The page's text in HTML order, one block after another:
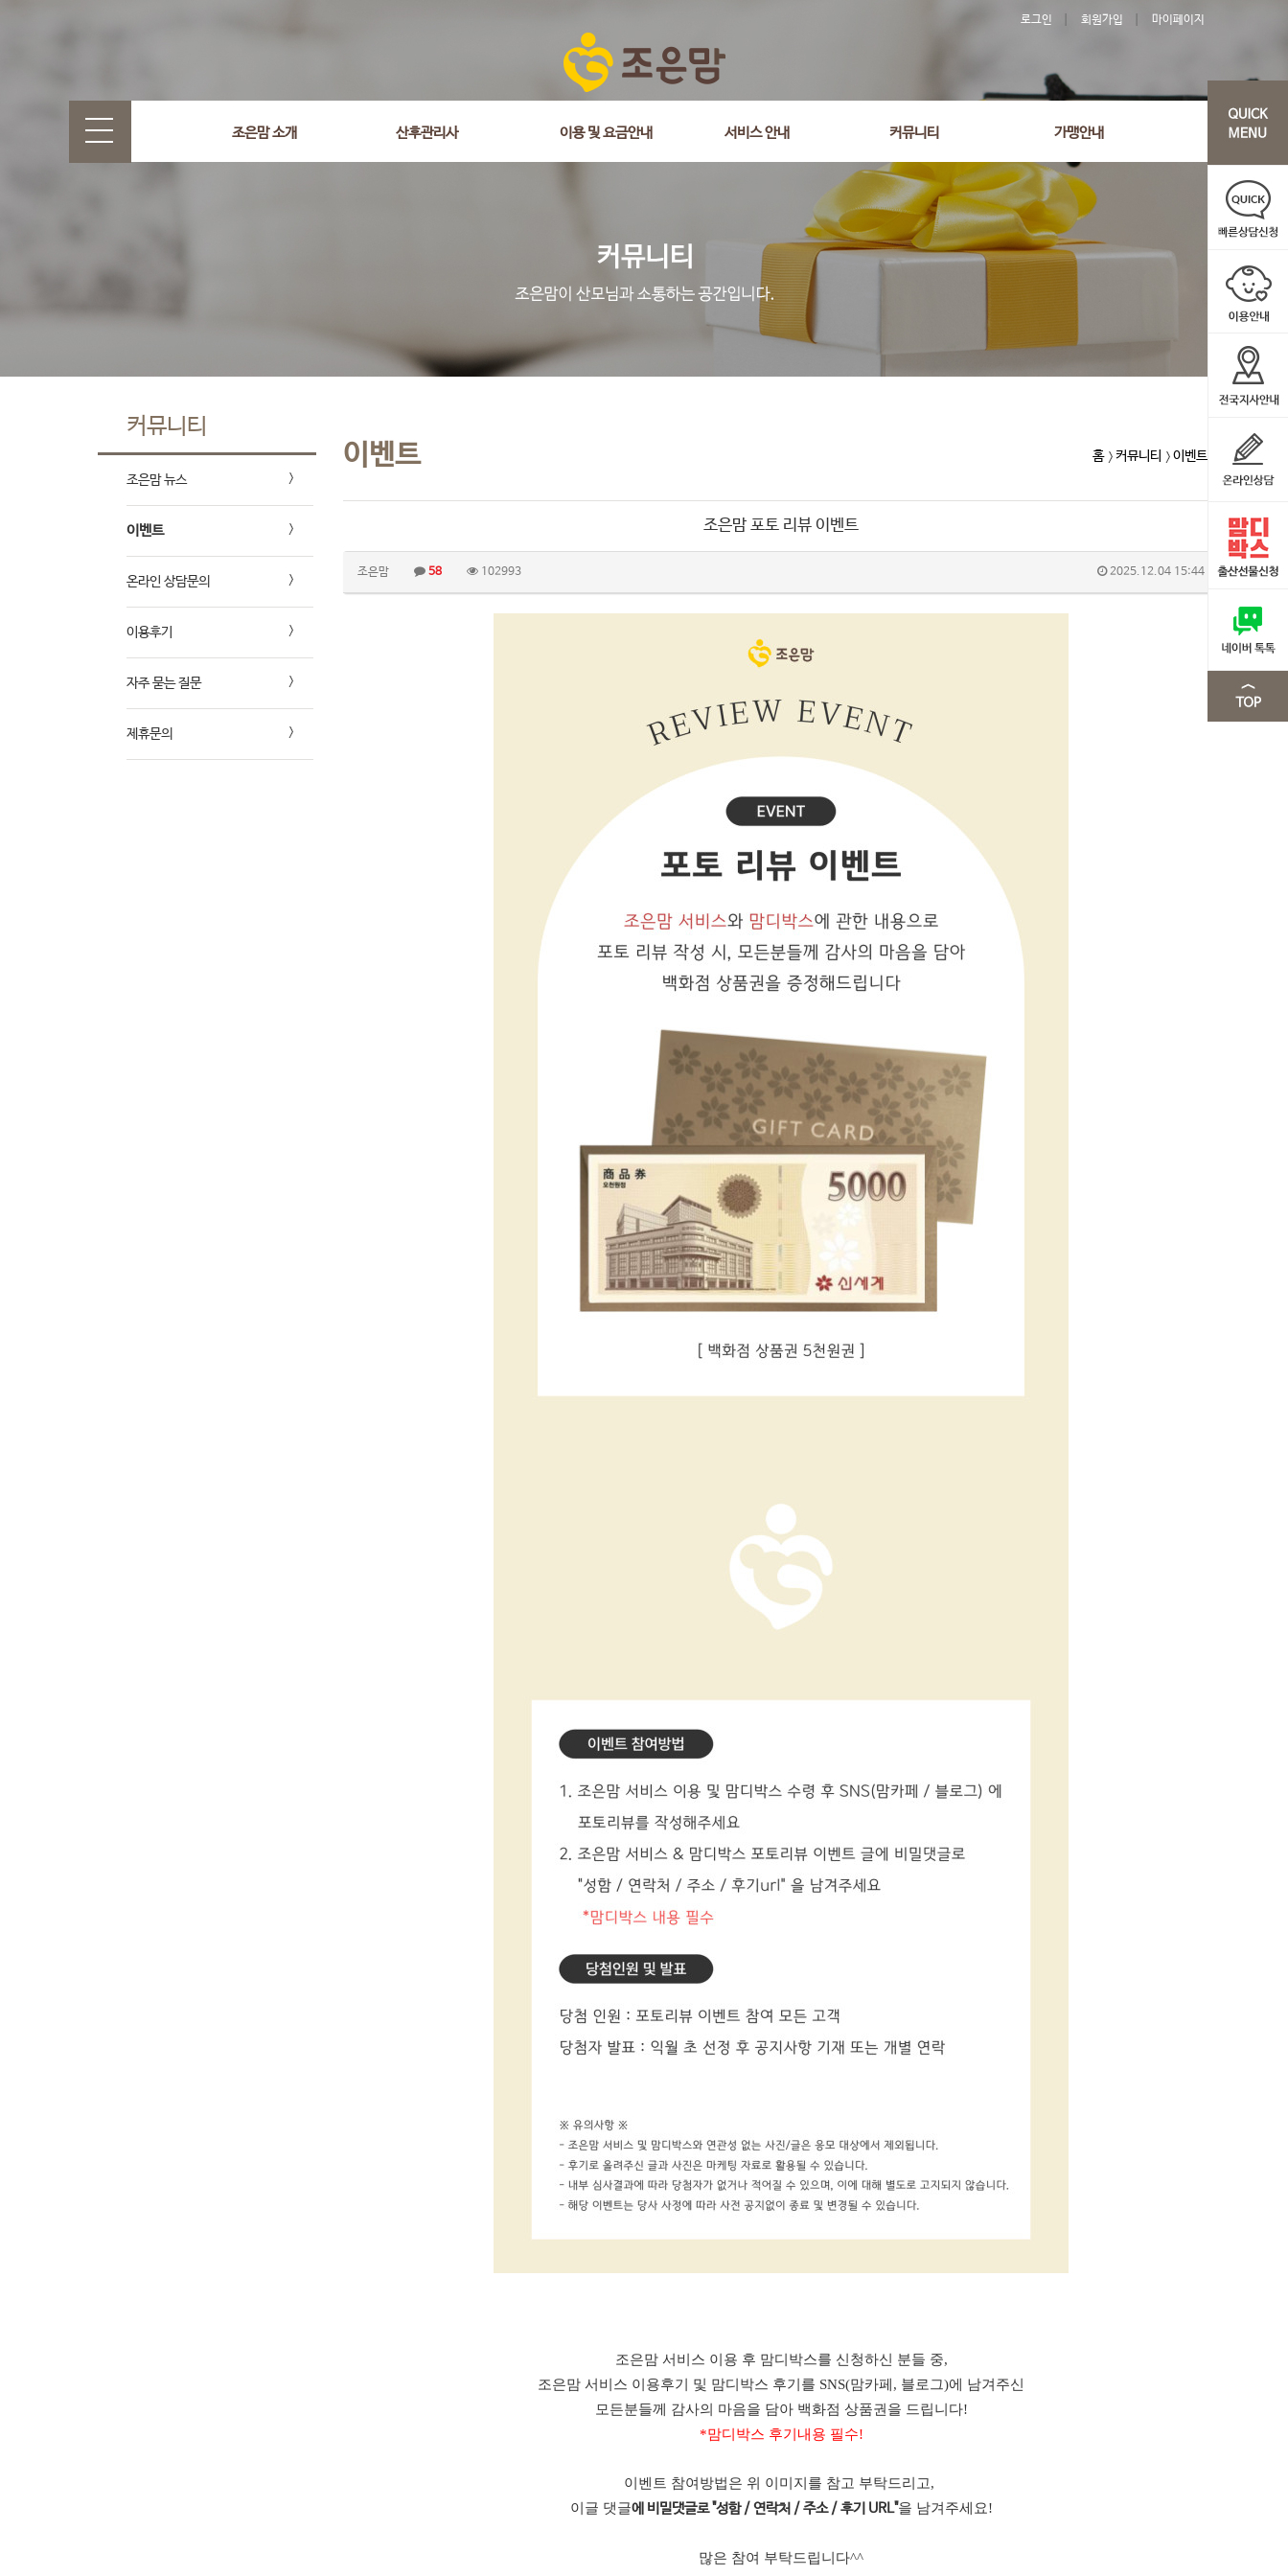
로그인 회원가입 마이페이지
조은맘 소개 산후관리사 이용 및 요금안내 서비스 안내 커뮤니티 가맹안내
커뮤니티
조은맘 뉴스
이벤트
온라인 상담문의
이용후기
자주 묻는 질문
제휴문의
이벤트 홈 커뮤니티 이벤트
조은맘 포토 리뷰 이벤트
조은맘 58 102993 2025.12.04 15:44
조은맘 서비스 이용 후 맘디박스를 신청하신 분들 중,
조은맘 서비스 이용후기 및 맘디박스 후기를 SNS(맘카페, 블로그)에 남겨주신
모든분들께 감사의 마음을 담아 백화점 상품권을 드립니다!
*맘디박스 후기내용 필수!
이벤트 참여방법은 위 이미지를 참고 부탁드리고,
이글 댓글에 비밀댓글로 "성함 / 연락처 / 주소 / 후기 URL"을 남겨주세요!
많은 참여 부탁드립니다^^